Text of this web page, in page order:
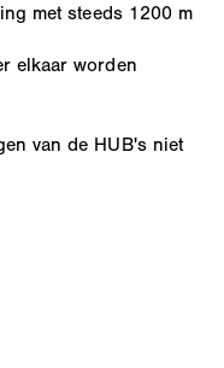
met steeds 1200 m
elkaar worden
van de HUB's niet